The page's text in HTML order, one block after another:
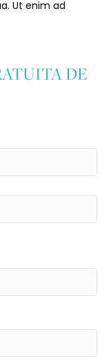
Ut enim ad
DE